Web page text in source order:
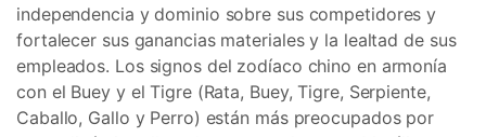
independencia y dominio sobre sus competidores y
fortalecer sus ganancias materiales y la lealtad de sus
empleados. Los signos del zodíaco chino en armonía
con el Buey y el Tigre (Rata, Buey, Tigre, Serpiente,
Caballo, Gallo y Perro) están más preocupados por